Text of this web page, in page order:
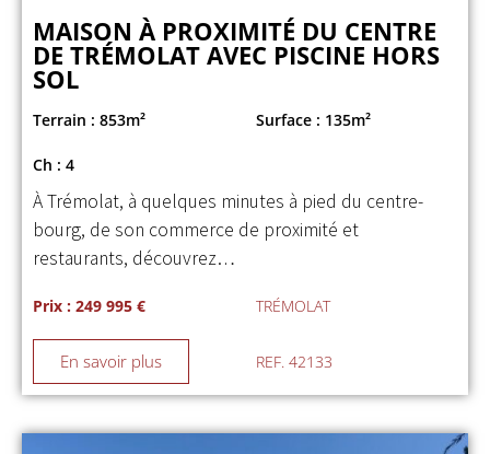
MAISON À PROXIMITÉ DU CENTRE
DE TRÉMOLAT AVEC PISCINE HORS
SOL
Terrain : 853m² Surface : 135m²
Ch : 4
À Trémolat, à quelques minutes à pied du centre-
bourg, de son commerce de proximité et
restaurants, découvrez…
Prix : 249 995 € TRÉMOLAT
En savoir plus REF. 42133